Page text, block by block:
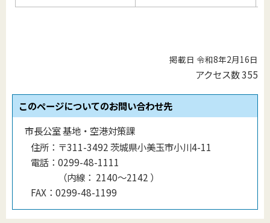
掲載日 令和8年2月16日
アクセス数355
このページについてのお問い合わせ先
市長公室 基地・空港対策課
住所： 〒311-3492 茨城県小美玉市小川4-11
電話： 0299-48-1111
（内線 ： 2140〜2142 ）
FAX： 0299-48-1199